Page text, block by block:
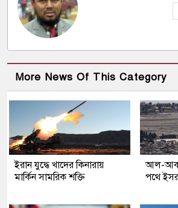
More News Of This Category
ইরান যুদ্ধে খাদের কিনারায়
মার্কিন সামরিক শক্তি
আল-
পথে